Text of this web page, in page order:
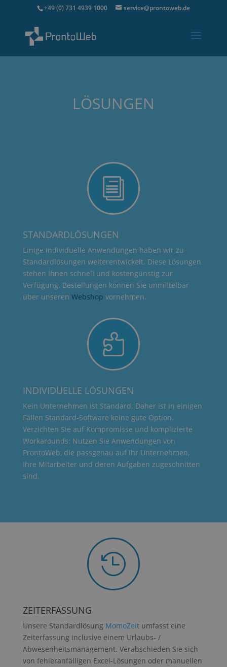
+49 (0) 731 4939 1000 service@prontoweb.de
LÖSUNGEN
i
STANDARDLÖSUNGEN
Einige individuelle Anwendungen haben wir zu
Standardlösungen weiterentwickelt. Diese Lösungen
stehen Ihnen schnell und kostengünstig zur
Verfügung. Bestellungen können Sie unmittelbar
über unseren Webshop vornehmen.

INDIVIDUELLE LÖSUNGEN
Kein Unternehmen ist Standard. Daher ist in einigen
Fällen Standard-Software keine gute Option.
Verzichten Sie auf Kompromisse und komplizierte
Workarounds: Nutzen Sie Anwendungen von
ProntoWeb, die passgenau auf Ihr Unternehmen,
Ihre Mitarbeiter und deren Aufgaben zugeschnitten
sind.

ZEITERFASSUNG
Unsere Standardlösung MomoZeitumfasst eine
Zeiterfassung inclusive einem Urlaubs- /
Abwesenheitsmanagement. Verabschieden Sie sich
von fehleranfälligen Excel-Lösungen oder manuellen